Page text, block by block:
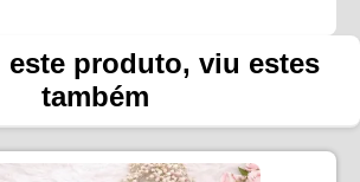
este produto, viu estes
também